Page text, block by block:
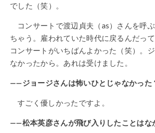
でした（笑）。
コンサートで渡辺貞夫（as）さんを呼
ちゃう。雇われていた時代に戻るんだっ
コンサートがいちばんよかった（笑）。
なかったから。あれは受けました。
——ジョージさんは怖いひとじゃなかった
すごく優しかったですよ。
——松本英彦さんが飛び入りしたことはな